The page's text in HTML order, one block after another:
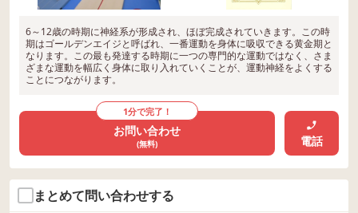
6～12歳の時期に神経系が形成され、ほぼ完成されていきます。この時
期はゴールデンエイジと呼ばれ、一番運動を身体に吸収できる黄金期と
なります。この最も発達する時期に一つの専門的な運動ではなく、さま
ざまな運動を幅広く身体に取り入れていくことが、運動神経をよくする
ことにつながります。
1分で完了！
お問い合わせ
(無料) 電話
まとめて問い合わせする